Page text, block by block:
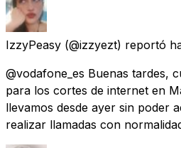
IzzyPeasy (@izzyezt) reportó
@vodafone_es Buenas tardes,
para los cortes de internet en
llevamos desde ayer sin poder
realizar llamadas con